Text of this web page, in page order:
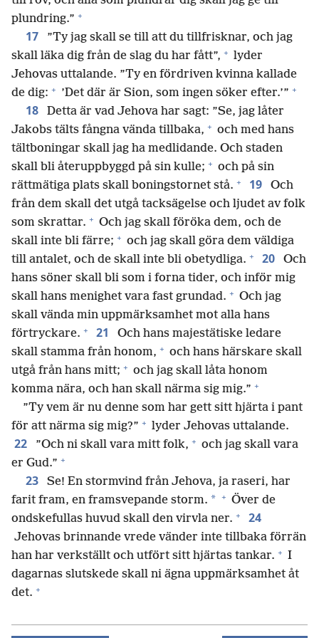
plundring.” +
17
”Ty jag skall se till att du tillfrisknar, och jag
skall läka dig från de slag du har fått”, + lyder
Jehovas uttalande. ”Ty en fördriven kvinna kallade
de dig: + ’Det där är Sion, som ingen söker efter.’” +
18
Detta är vad Jehova har sagt: ”Se, jag låter
Jakobs tälts fångna vända tillbaka, + och med hans
tältboningar skall jag ha medlidande. Och staden
skall bli återuppbyggd på sin kulle; + och på sin
rättmätiga plats skall boningstornet stå. + 19
Och
från dem skall det utgå tacksägelse och ljudet av folk
som skrattar. + Och jag skall föröka dem, och de
skall inte bli färre; + och jag skall göra dem väldiga
till antalet, och de skall inte bli obetydliga. + 20
Och
hans söner skall bli som i forna tider, och inför mig
skall hans menighet vara fast grundad. + Och jag
skall vända min uppmärksamhet mot alla hans
förtryckare. + 21
Och hans majestätiske ledare
skall stamma från honom, + och hans härskare skall
utgå från hans mitt; + och jag skall låta honom
komma nära, och han skall närma sig mig.” +
”Ty vem är nu denne som har gett sitt hjärta i pant
för att närma sig mig?” + lyder Jehovas uttalande.
22 ”Och ni skall vara mitt folk, + och jag skall vara
er Gud.” +
23
Se! En stormvind från Jehova, ja raseri, har
farit fram, en framsvepande storm. * + Över de
ondskefullas huvud skall den virvla ner. + 24
Jehovas brinnande vrede vänder inte tillbaka förrän
han har verkställt och utfört sitt hjärtas tankar. + I
dagarnas slutskede skall ni ägna uppmärksamhet åt
det. +